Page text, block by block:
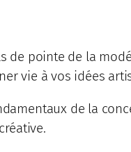
de pointe de la
vie à vos idées
de la